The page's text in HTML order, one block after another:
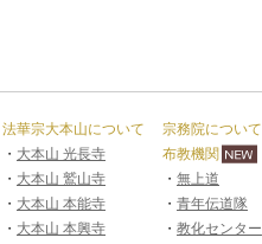
法華宗大本山について
・ 大本山 光長寺
・ 大本山 鷲山寺
・ 大本山 本能寺
・ 大本山 本興寺
宗務院について
布教機関
・ 無上道
・ 青年伝道隊
・ 教化センター